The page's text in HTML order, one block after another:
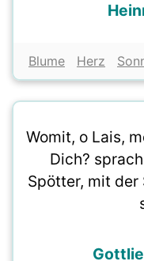
Blume Herz
Womit, o Lais,
Dich?
Spötter, mit der